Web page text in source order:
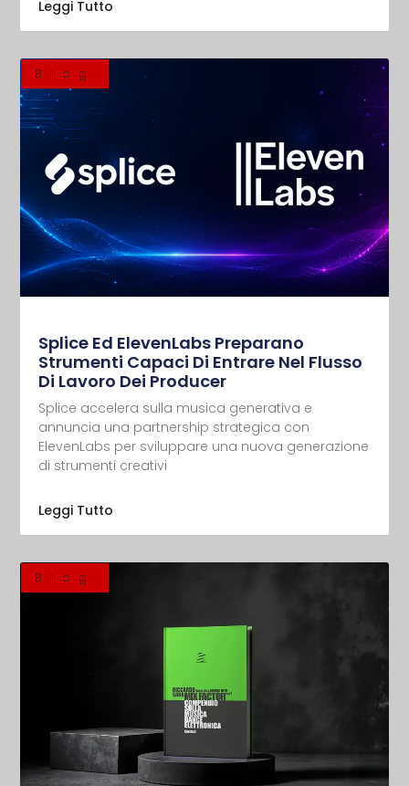
Leggi Tutto
Blog
Splice Ed ElevenLabs Preparano
Strumenti Capaci Di Entrare Nel Flusso
Di Lavoro Dei Producer
Splice accelera sulla musica generativa e
annuncia una partnership strategica con
ElevenLabs per sviluppare una nuova generazione
di strumenti creativi
Leggi Tutto
Blog